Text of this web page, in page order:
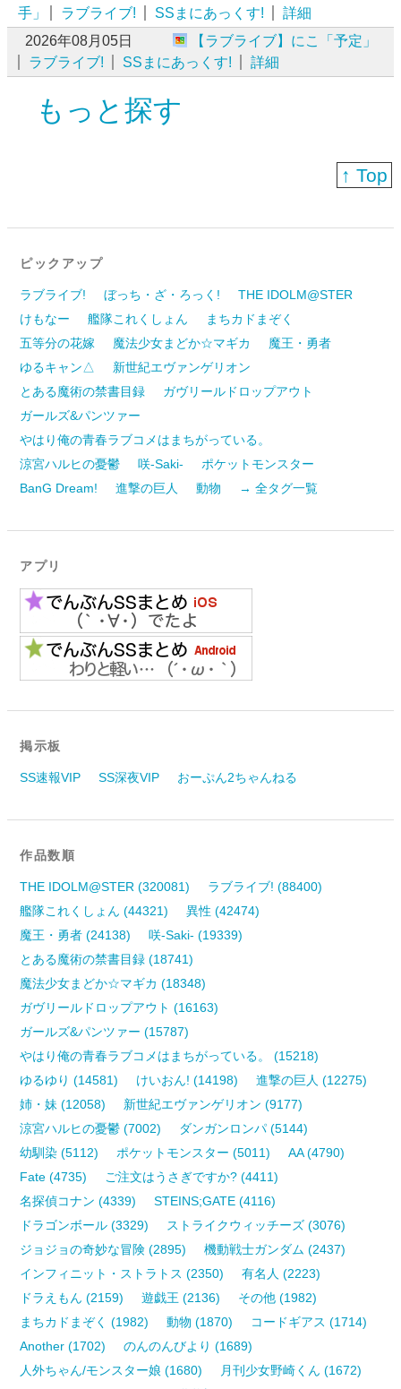
手」
ラブライブ! SSまにあっくす!
詳細
2026年08月05日
【ラブライブ】にこ「予定」
ラブライブ!
SSまにあっくす! 詳細
もっと探す
↑ Top
ピックアップ
ラブライブ! ぼっち・ざ・ろっく!
THE IDOLM@STER
けもなー
艦隊これくしょん
まちカドまぞく
五等分の花嫁
魔法少女まどか☆マギカ
魔王・勇者
ゆるキャン△
新世紀エヴァンゲリオン
とある魔術の禁書目録
ガヴリールドロップアウト
ガールズ&パンツァー
やはり俺の青春ラブコメはまちがっている。
涼宮ハルヒの憂鬱
咲-Saki-
ポケットモンスター
BanG Dream!
進撃の巨人 動物 → 全タグ一覧
アプリ
掲示板
SS速報VIP SS深夜VIP おーぷん2ちゃんねる
作品数順
THE IDOLM@STER (320081)
ラブライブ! (88400)
艦隊これくしょん (44321)
異性 (42474)
魔王・勇者 (24138)
咲-Saki- (19339)
とある魔術の禁書目録 (18741)
魔法少女まどか☆マギカ (18348)
ガヴリールドロップアウト (16163)
ガールズ&パンツァー (15787)
やはり俺の青春ラブコメはまちがっている。 (15218)
ゆるゆり (14581)
けいおん! (14198)
進撃の巨人 (12275)
姉・妹 (12058)
新世紀エヴァンゲリオン (9177)
涼宮ハルヒの憂鬱 (7002)
ダンガンロンパ (5144)
幼馴染 (5112)
ポケットモンスター (5011)
AA (4790)
Fate (4735)
ご注文はうさぎですか? (4411)
名探偵コナン (4339)
STEINS;GATE (4116)
ドラゴンボール (3329)
ストライクウィッチーズ (3076)
ジョジョの奇妙な冒険 (2895)
機動戦士ガンダム (2437)
インフィニット・ストラトス (2350)
有名人 (2223)
ドラえもん (2159)
遊戯王 (2136)
その他 (1982)
まちカドまぞく (1982)
動物 (1870)
コードギアス (1714)
Another (1702)
のんのんびより (1689)
人外ちゃん/モンスター娘 (1680)
月刊少女野崎くん (1672)